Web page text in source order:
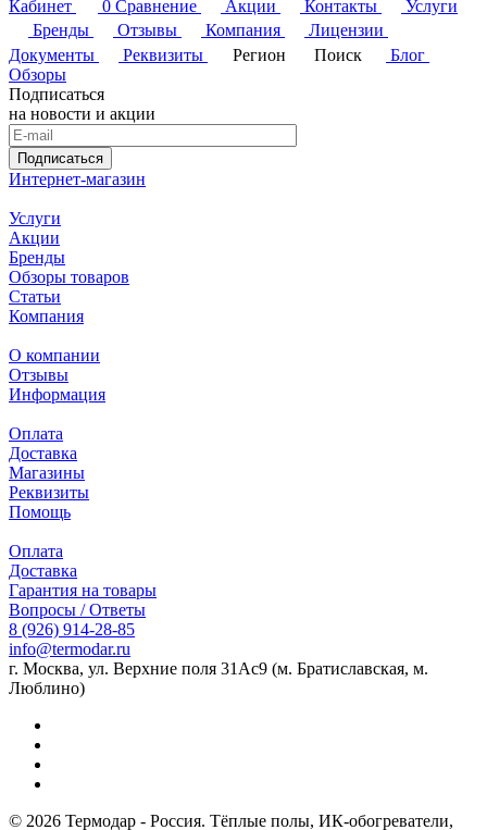
Кабинет
0 Сравнение Акции Контакты
Услуги
Бренды
Отзывы Компания
Лицензии
Документы
Реквизиты Регион Поиск
Блог
Обзоры
Подписаться
на новости и акции
Подписаться
Интернет-магазин
Услуги
Акции
Бренды
Обзоры товаров
Статьи
Компания
О компании
Отзывы
Информация
Оплата
Доставка
Магазины
Реквизиты
Помощь
Оплата
Доставка
Гарантия на товары
Вопросы / Ответы
8 (926) 914-28-85
info@termodar.ru
г. Москва, ул. Верхние поля 31Ас9 (м. Братиславская, м.
Люблино)
© 2026 Термодар - Россия. Тёплые полы, ИК-обогреватели,